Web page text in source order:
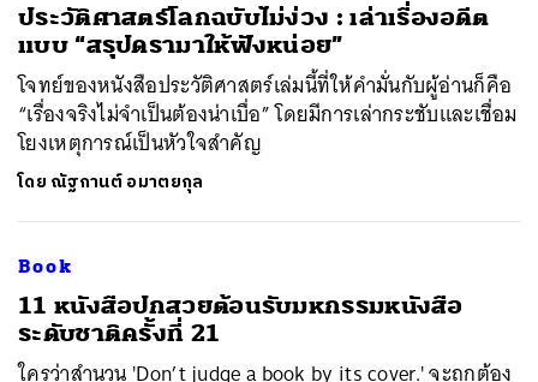
ประวัติศาสตร์โลกฉบับไม่ง่วง : เล่าเรื่องอดีต
แบบ “สรุปดรามาให้ฟังหน่อย”
โจทย์ของหนังสือประวัติศาสตร์เล่มนี้ที่ให้คำมั่นกับผู้อ่านก็คือ
“เรื่องจริงไม่จำเป็นต้องน่าเบื่อ” โดยมีการเล่ากระชับและเชื่อม
โยงเหตุการณ์เป็นหัวใจสำคัญ
โดย ณัฐกานต์ อมาตยกุล
Book
11 หนังสือปกสวยต้อนรับมหกรรมหนังสือ
ระดับชาติครั้งที่ 21
ใครว่าสำนวน 'Don’t judge a book by its cover.' จะถูกต้อง
ค้นหา
SHARE TWEET LINE EMAIL